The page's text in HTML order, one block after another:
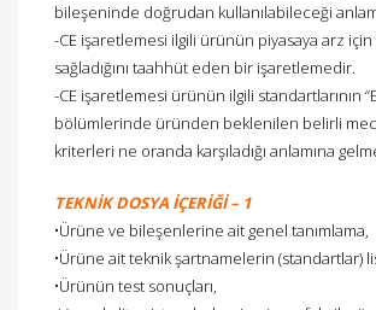
bileşeninde doğrudan kullanılabileceği
-CE işaretlemesi ilgili ürünün piyasaya arz için
sağladığını taahhüt eden bir işaretlemedir.
-CE işaretlemesi ürünün ilgili standartlarının
bölümlerinde üründen beklenilen belirli
kriterleri ne oranda karşıladığı anlamına
TEKNİK DOSYA İÇERİĞİ – 1
•Ürüne ve bileşenlerine ait genel tanımlama,
•Ürüne ait teknik şartnamelerin (standartlar)
•Ürünün test sonuçları,